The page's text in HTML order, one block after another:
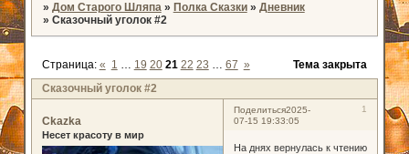
» Дом Старого Шляпа » Полка Сказки » Дневник
» Сказочный уголок #2
Сказочный уголок #2
Страница: « 1 … 19 20 21 22 23 … 67 » Тема закрыта
Поделиться 1
2025-
07-15 19:33:05
Ckazka
Несет красоту в мир
На днях вернулась к чтению